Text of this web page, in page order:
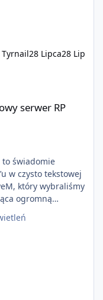
Tyrnail28 Lipca28 Lip
serwer RP
to świadomie
w czysto tekstowej
który wybraliśmy
ogromną
systemów niż w